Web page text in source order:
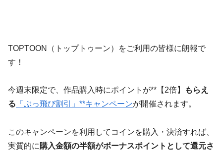
TOPTOON（トップトゥーン）をご利用の皆様に朗報で
す！
今週末限定で、作品購入時にポイントが**【2倍】
もらえ
る 「ぶっ飛び割引」**キャンペーンが開催されます。
このキャンペーンを利用してコインを購入・決済すれば、
実質的に購入金額の半額がボーナスポイントとして還元さ